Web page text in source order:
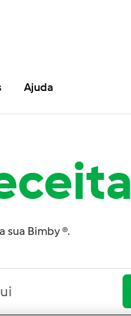
Ajuda
sua Bimby ®.